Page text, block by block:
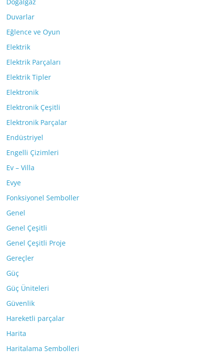
Duvarlar
Eğlence ve Oyun
Elektrik
Elektrik Parçaları
Elektrik Tipler
Elektronik
Elektronik Çeşitli
Elektronik Parçalar
Endüstriyel
Engelli Çizimleri
Ev – Villa
Evye
Fonksiyonel Semboller
Genel
Genel Çeşitli
Genel Çeşitli Proje
Gereçler
Güç
Güç Üniteleri
Güvenlik
Hareketli parçalar
Harita
Haritalama Sembolleri